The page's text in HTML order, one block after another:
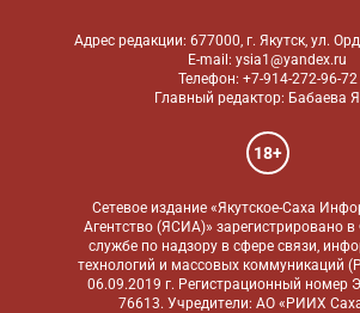
Адрес редакции: 677000, г. Якутск, ул.
E-mail: ysia1@yandex.ru
Телефон: +7-914-272-96-72
Главный редактор: Бабаева
18+
Сетевое издание «Якутское-Саха
Агентство (ЯСИА)» зарегистрировано
службе по надзору в сфере связи,
технологий и массовых коммуникаций
06.09.2019 г. Регистрационный
76613. Учредители: АО «РИИХ